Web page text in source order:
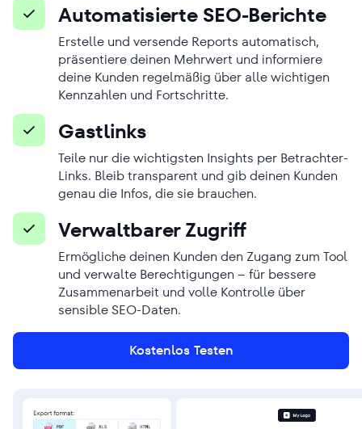
Automatisierte SEO-Berichte
Erstelle und versende Reports automatisch,
präsentiere deinen Mehrwert und informiere
deine Kunden regelmäßig über alle wichtigen
Kennzahlen und Fortschritte.
Gastlinks
Teile nur die wichtigsten Insights per Betrachter-
Links. Bleib transparent und gib deinen Kunden
genau die Infos, die sie brauchen.
Verwaltbarer Zugriff
Ermögliche deinen Kunden den Zugang zum Tool
und verwalte Berechtigungen – für bessere
Zusammenarbeit und volle Kontrolle über
sensible SEO-Daten.
Kostenlos Testen